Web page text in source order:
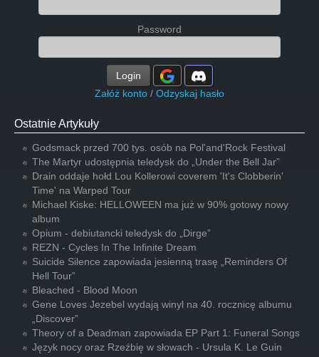
Password
Login
Załóż konto / Odzyskaj hasło
Ostatnie Artykuły
Godsmack przed 700 tys. osób na Pol'and'Rock Festival
The Martyr udostępnia teledysk do „Under the Bell Jar”
Drain oddaje hołd Lou Kollerowi coverem 'It's Clobberin'
Time' na Warped Tour
Michael Kiske: HELLOWEEN ma już w 90% gotowy nowy
album
Opium - debiutancki teledysk do „Dirge”
REZN - Cycles In The Infinite Dream
Suicide Silence zapowiada jesienną trasę „Reminders Of
Hell Tour”
Bleached - Blood Moon
Gene Loves Jezebel wydają winyl na 40. rocznicę albumu
„Discover”
Theory of a Deadman zapowiada EP Part 1: Funeral Songs
Język nocy oraz Rzeźbię w słowach - Ursula K. Le Guin